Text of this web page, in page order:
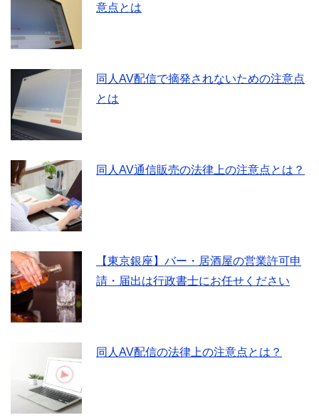
意点とは
同人AV配信で摘発されないための注意点
とは
同人AV通信販売の法律上の注意点とは？
【東京銀座】バー・居酒屋の営業許可申
請・届出は行政書士にお任せください
同人AV配信の法律上の注意点とは？